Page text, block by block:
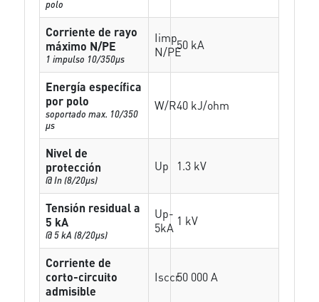
polo
Corriente de rayo
máximo N/PE
1 impulso 10/350µs
Iimp
N/PE50 kA
Energía específica
por polo
soportado max. 10/350
µs
W/R40 kJ/ohm
Nivel de
protección
@ In (8/20µs)
Up 1.3 kV
Tensión residual a
5 kA
@ 5 kA (8/20µs)
Up-
5kA 1 kV
Corriente de
corto-circuito
admisible
Isccr50 000 A